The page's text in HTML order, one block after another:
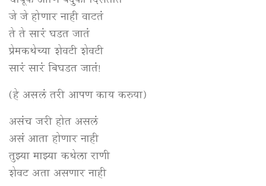
जे जे होणार नाही वाटतं
ते ते सारं घडत जातं
प्रेमकथेच्या शेवटी शेवटी
सारं सारं बिघडत जातं!
(हे असलं तरी आपण काय करुया)
असंच जरी होत असलं
असं आता होणार नाही
तुझ्या माझ्या कथेला राणी
शेवट अता असणार नाही